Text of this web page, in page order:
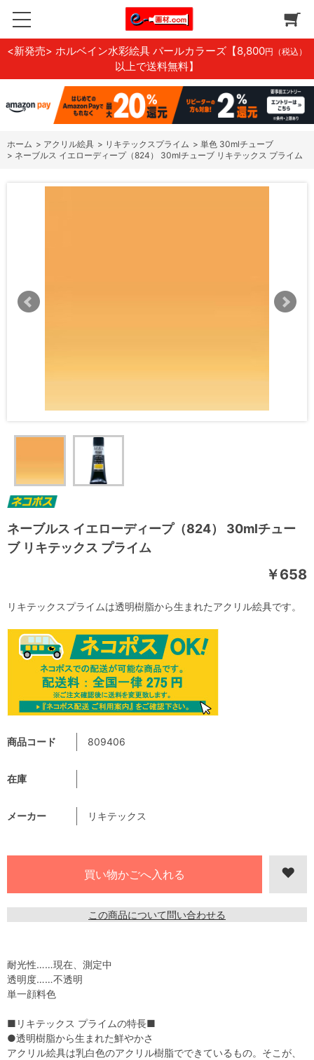
<新発売> ホルベイン水彩絵具 パールカラーズ 【8,800円（税込）
以上で送料無料】
ホーム > アクリル絵具 > リキテックスプライム > 単色 30mlチューブ
> ネーブルス イエローディープ（824） 30mlチューブ リキテックス プライム
ネーブルス イエローディープ（824） 30mlチュー
ブ リキテックス プライム
￥658
商品コード 809406
在庫
メーカー リキテックス
この商品について問い合わせる
リキテックスプライムは透明樹脂から生まれたアクリル絵具です。
耐光性……現在、測定中
透明度……不透明
単一顔料色
■リキテックス プライムの特長■
●透明樹脂から生まれた鮮やかさ
アクリル絵具は乳白色のアクリル樹脂でできているもの。そこが、